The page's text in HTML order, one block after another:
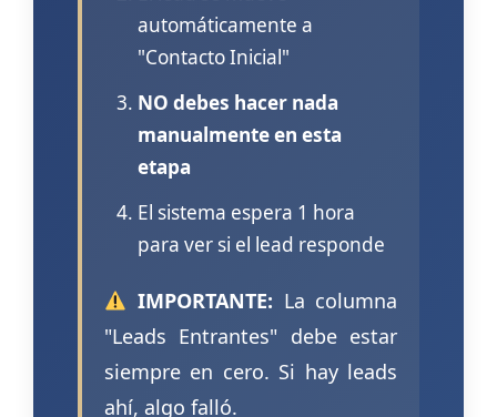
automáticamente a
"Contacto Inicial"
NO debes hacer nada
manualmente en esta
etapa
El sistema espera 1 hora
para ver si el lead responde
IMPORTANTE: La columna
"Leads Entrantes" debe estar
siempre en cero. Si hay leads
ahí, algo falló.